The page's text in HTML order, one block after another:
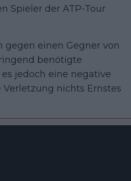
Spieler der ATP-Tour
gegen einen Gegner von
benötigte
jedoch eine negative
nichts Ernstes